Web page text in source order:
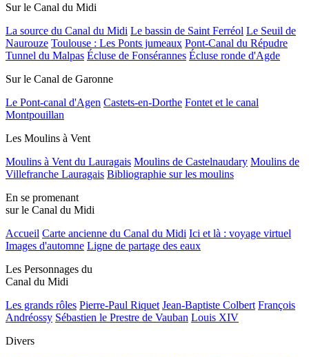
Sur le Canal du Midi
La source du Canal du Midi Le bassin de Saint Ferréol Le Seuil de
Naurouze Toulouse : Les Ponts jumeaux Pont-Canal du Répudre
Tunnel du Malpas Écluse de Fonsérannes Écluse ronde d'Agde
Sur le Canal de Garonne
Le Pont-canal d'Agen Castets-en-Dorthe Fontet et le canal
Montpouillan
Les Moulins à Vent
Moulins à Vent du Lauragais Moulins de Castelnaudary Moulins de
Villefranche Lauragais Bibliographie sur les moulins
En se promenant
sur le Canal du Midi
Accueil Carte ancienne du Canal du Midi Ici et là : voyage virtuel
Images d'automne Ligne de partage des eaux
Les Personnages du
Canal du Midi
Les grands rôles Pierre-Paul Riquet Jean-Baptiste Colbert François
Andréossy Sébastien le Prestre de Vauban Louis XIV
Divers